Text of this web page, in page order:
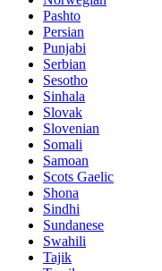
Pashto
Persian
Punjabi
Serbian
Sesotho
Sinhala
Slovak
Slovenian
Somali
Samoan
Scots Gaelic
Shona
Sindhi
Sundanese
Swahili
Tajik